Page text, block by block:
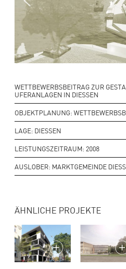
us
WETTBEWERBSBEITRAG ZUR
UFERANLAGEN IN DIESSEN
OBJEKTPLANUNG:
LAGE: DIESSEN
LEISTUNGSZEITRAUM: 2008
AUSLOBER: MARKTGEMEINDE
ÄHNLICHE PROJEKTE